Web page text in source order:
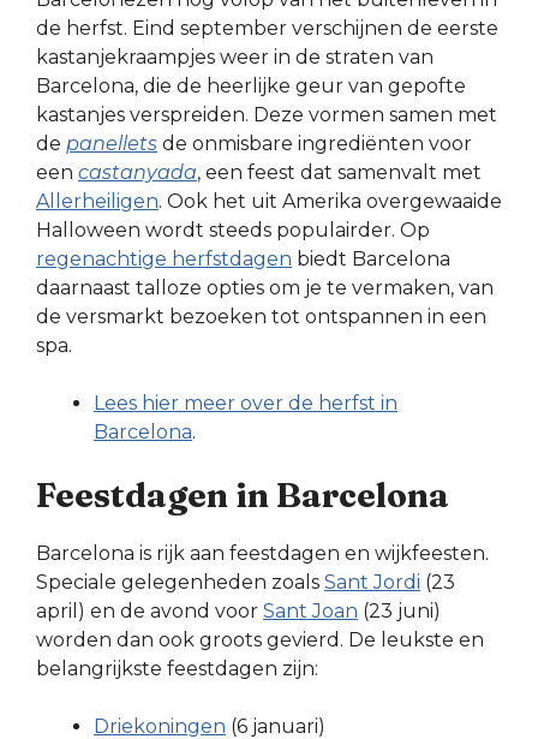
de herfst. Eind september verschijnen de eerste
kastanjekraampjes weer in de straten van
Barcelona, die de heerlijke geur van gepofte
kastanjes verspreiden. Deze vormen samen met
de panellets de onmisbare ingrediënten voor
een castanyada, een feest dat samenvalt met
Allerheiligen. Ook het uit Amerika overgewaaide
Halloween wordt steeds populairder. Op
regenachtige herfstdagen biedt Barcelona
daarnaast talloze opties om je te vermaken, van
de versmarkt bezoeken tot ontspannen in een
spa.
Lees hier meer over de herfst in
Barcelona.
Feestdagen in Barcelona
Barcelona is rijk aan feestdagen en wijkfeesten.
Speciale gelegenheden zoals Sant Jordi (23
april) en de avond voor Sant Joan (23 juni)
worden dan ook groots gevierd. De leukste en
belangrijkste feestdagen zijn:
Driekoningen (6 januari)